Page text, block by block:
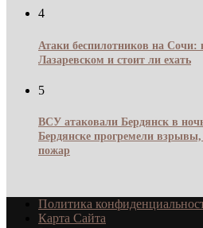
4
Атаки беспилотников на Сочи:
Лазаревском и стоит ли ехать
5
ВСУ атаковали Бердянск в
Бердянске прогремели
пожар
Политика
Карта Сайта